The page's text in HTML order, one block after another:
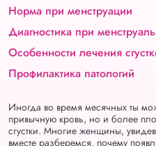
Норма при менструации
Диагностика при
Особенности лечения
Профилактика патологий
Иногда во время месячных ты
привычную кровь, но и более
сгустки. Многие женщины,
вместе разберемся, почему